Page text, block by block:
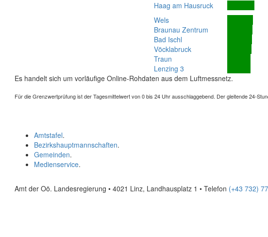
Haag am Hausruck
Wels
Braunau Zentrum
Bad Ischl
Vöcklabruck
Traun
Lenzing 3
Es handelt sich um vorläufige Online-Rohdaten aus dem Luftmessnetz.
Für die Grenzwertprüfung ist der Tagesmittelwert von 0 bis 24 Uhr ausschlaggebend. Der gleitende 24-
Amtstafel.
Bezirkshauptmannschaften.
Gemeinden.
Medienservice.
Amt der Oö. Landesregierung • 4021 Linz, Landhausplatz 1 • Telefon (+43 732)